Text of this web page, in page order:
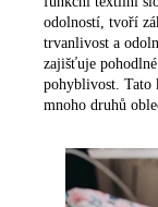
odolností, tvoří
trvanlivost a
zajišťuje
pohyblivost. Tato
mnoho druhů